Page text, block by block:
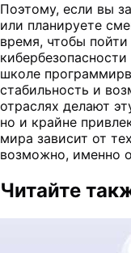
Поэтому, если вы
или планируете
время, чтобы пойти
кибербезопасности
школе
стабильность и
отраслях делают
но и крайне
мира зависит от
возможно, именно
Читайте